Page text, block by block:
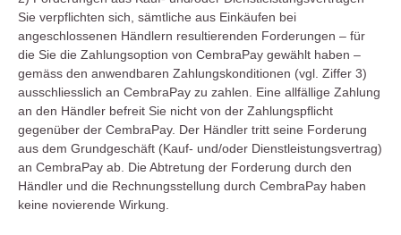
Sie verpflichten sich, sämtliche aus Einkäufen bei
angeschlossenen Händlern resultierenden Forderungen – für
die Sie die Zahlungsoption von CembraPay gewählt haben –
gemäss den anwendbaren Zahlungskonditionen (vgl. Ziffer 3)
ausschliesslich an CembraPay zu zahlen. Eine allfällige Zahlung
an den Händler befreit Sie nicht von der Zahlungspflicht
gegenüber der CembraPay. Der Händler tritt seine Forderung
aus dem Grundgeschäft (Kauf- und/oder Dienstleistungsvertrag)
an CembraPay ab. Die Abtretung der Forderung durch den
Händler und die Rechnungsstellung durch CembraPay haben
keine novierende Wirkung.